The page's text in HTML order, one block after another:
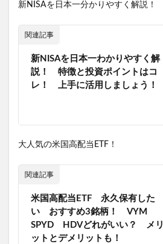
新NISAを日本一分かりやすく解説！
関連記事
新NISAを日本一わかりやすく解
説！ 特徴と投資ポイントはコ
レ！ 上手に活用しましょう！
大人気の米国高配当ETF！
関連記事
米国高配当ETF 永久保有した
い おすすめ3銘柄！ VYM
SPYD HDVどれがいい？ メリ
ットとデメリットも！